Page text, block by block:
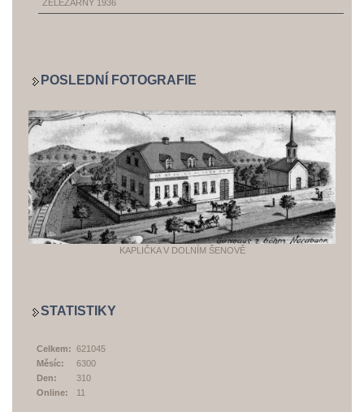
ŽELEZÁRNY 1936
POSLEDNÍ FOTOGRAFIE
KAPLIČKA V DOLNÍM ŠENOVĚ
STATISTIKY
Online: 11
Celkem: 621045
Měsíc:
6300
Den:
310